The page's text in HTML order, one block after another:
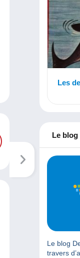
Les
Le blog
Le blog
travers